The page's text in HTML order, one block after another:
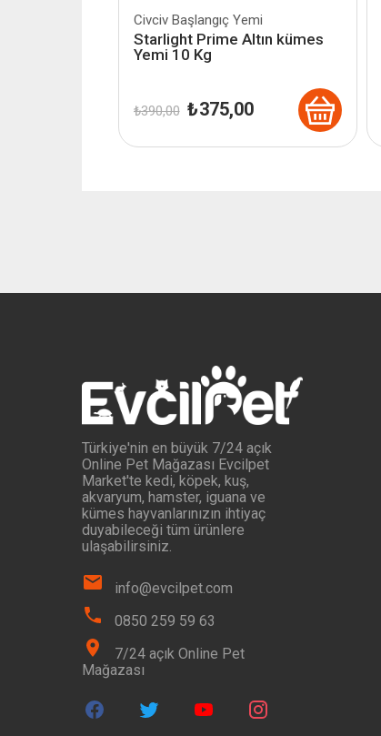
Civciv Başlangıç Yemi
Starlight Prime Altın kümes
Yemi 10 Kg
₺390,00 Orijinal
fiyat:
₺375,00Şu
Türkiye'nin en büyük 7/24 açık
Online Pet Mağazası Evcilpet
Market'te kedi, köpek, kuş,
akvaryum, hamster, iguana ve
kümes hayvanlarınızın ihtiyaç
duyabileceği tüm ürünlere
ulaşabilirsiniz.
info@evcilpet.com
0850 259 59 63
7/24 açık Online Pet
Mağazası